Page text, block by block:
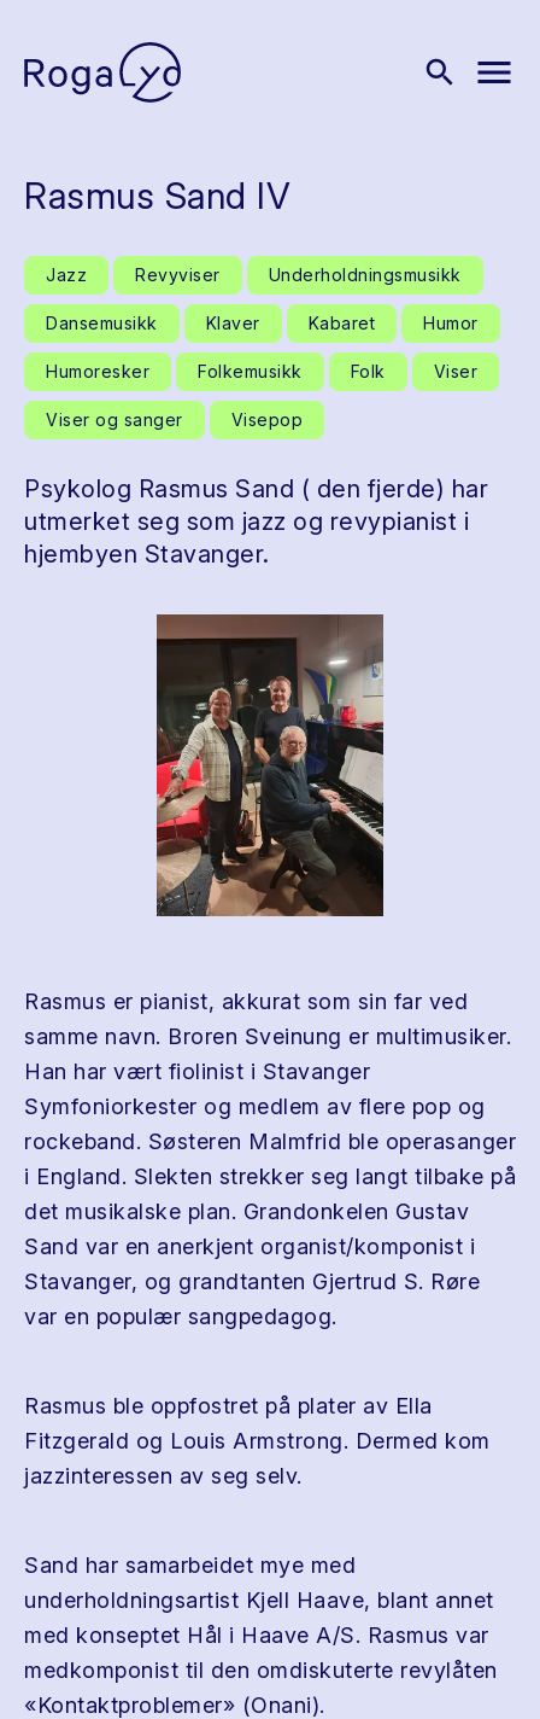
search menu
Rasmus Sand IV
Jazz Revyviser Underholdningsmusikk
Dansemusikk Klaver Kabaret Humor
Humoresker Folkemusikk Folk Viser
Viser og sanger Visepop
Psykolog Rasmus Sand ( den fjerde) har
utmerket seg som jazz og revypianist i
hjembyen Stavanger.
Rasmus er pianist, akkurat som sin far ved
samme navn. Broren Sveinung er multimusiker.
Han har vært fiolinist i Stavanger
Symfoniorkester og medlem av flere pop og
rockeband. Søsteren Malmfrid ble operasanger
i England. Slekten strekker seg langt tilbake på
det musikalske plan. Grandonkelen Gustav
Sand var en anerkjent organist/komponist i
Stavanger, og grandtanten Gjertrud S. Røre
var en populær sangpedagog.
Rasmus ble oppfostret på plater av Ella
Fitzgerald og Louis Armstrong. Dermed kom
jazzinteressen av seg selv.
Sand har samarbeidet mye med
underholdningsartist Kjell Haave, blant annet
med konseptet Hål i Haave A/S. Rasmus var
medkomponist til den omdiskuterte revylåten
«Kontaktproblemer» (Onani).